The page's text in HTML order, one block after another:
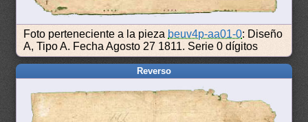
Foto perteneciente a la pieza beuv4p-aa01-0: Diseño
A, Tipo A. Fecha Agosto 27 1811. Serie 0 dígitos
Reverso